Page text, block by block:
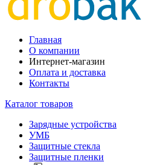
Главная
О компании
Интернет-магазин
Оплата и доставка
Контакты
Каталог товаров
Зарядные устройства
УМБ
Защитные стекла
Защитные пленки